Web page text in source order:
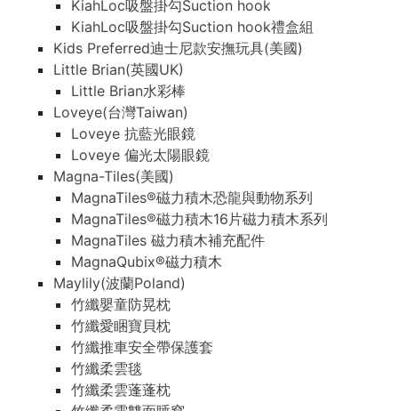
KiahLoc吸盤掛勾Suction hook
KiahLoc吸盤掛勾Suction hook禮盒組
Kids Preferred迪士尼款安撫玩具(美國)
Little Brian(英國UK)
Little Brian水彩棒
Loveye(台灣Taiwan)
Loveye 抗藍光眼鏡
Loveye 偏光太陽眼鏡
Magna-Tiles(美國)
MagnaTiles®磁力積木恐龍與動物系列
MagnaTiles®磁力積木16片磁力積木系列
MagnaTiles 磁力積木補充配件
MagnaQubix®磁力積木
Maylily(波蘭Poland)
竹纖嬰童防晃枕
竹纖愛睏寶貝枕
竹纖推車安全帶保護套
竹纖柔雲毯
竹纖柔雲蓬蓬枕